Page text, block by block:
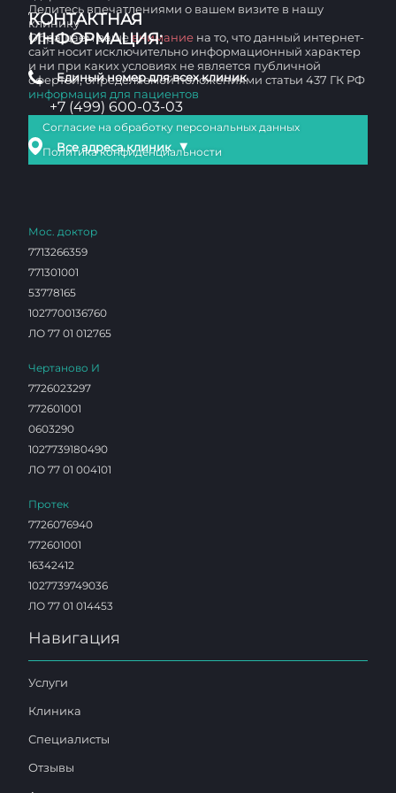
КОНТАКТНАЯ
ИНФОРМАЦИЯ:
Единый номер для всех клиник
+7 (499) 600-03-03
Все адреса клиник ▼
Делитесь впечатлениями о вашем визите в нашу
клинику
Обращаем вашевнимание на то, что данный интернет-
сайт носит исключительно информационный характер
и ни при каких условиях не является публичной
офертой, определяемой положениями статьи 437 ГК РФ
информация для пациентов
Согласие на обработку персональных данных
Политика конфиденциальности
Мос. доктор
7713266359
771301001
53778165
1027700136760
ЛО 77 01 012765
Чертаново И
7726023297
772601001
0603290
1027739180490
ЛО 77 01 004101
Протек
7726076940
772601001
16342412
1027739749036
ЛО 77 01 014453
Навигация
Услуги
Клиника
Специалисты
Отзывы